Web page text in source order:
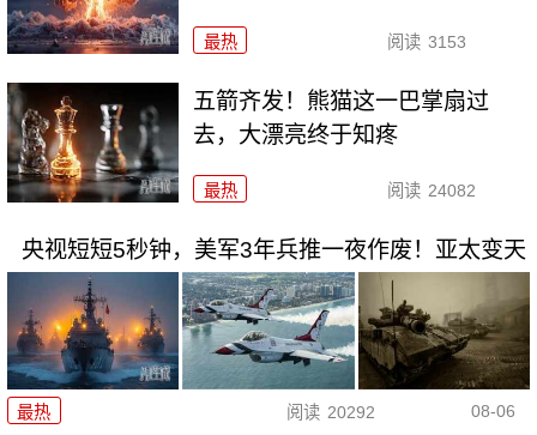
最热 阅读 3153
五箭齐发！熊猫这一巴掌扇过
去，大漂亮终于知疼
最热 阅读 24082
央视短短5秒钟，美军3年兵推一夜作废！亚太变天
最热 阅读 20292 08-06